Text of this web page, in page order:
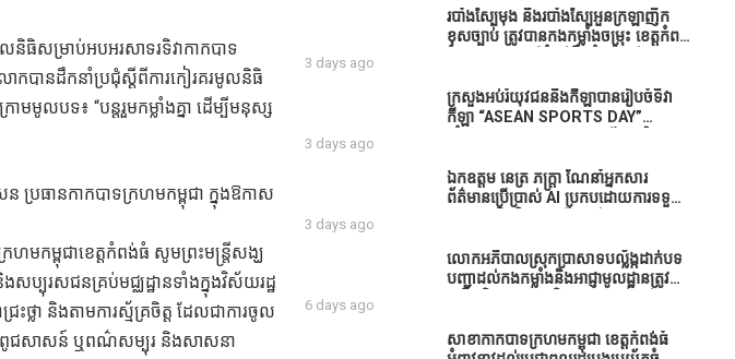
និធិសម្រាប់អបអរសាទរទិវាកាកបាទ
កបានដឹកនាំប្រជុំស្ដីពីការកៀរគរមូលនិធិ
មូលបទ៖ “បន្តរួមកម្លាំងគ្នា ដើម្បីមនុស្ស
ប្រធានកាកបាទក្រហមកម្ពុជា ក្នុងឱកាស
មកម្ពុជាខេត្តកំពង់ធំ សូមព្រះមន្ត្រីសង្ឃ
ប្បុរសជនគ្រប់មជ្ឈដ្ឋានទាំងក្នុងវិស័យរដ្ឋ
លា និងតាមការស្ម័គ្រចិត្ត ដែលជាការចូល
ាយ ពូជសាសន៍ ឬពណ៌សម្បុរ និងសាសនា
ពាក់ព័ន្ធនិងអាជ្ញាធរជាមួយនឹងប្រជាពលរដ្ឋ
រឿងដីអាស្រ័យផល»
របាំង​ស្បៃ​មុង​ និង​របាំង​ស្បៃ​អួន​ក្រឡា​ញឹក​
ខុស​ច្បាប់​ ត្រូវ​បាន​កងកម្លាំង​ចម្រុះ​ ខេត្តកំពង់​
3 days ago
ក្រសួងអប់រំយុវជននិងកីឡាបានរៀបចំទិវា
កីឡា “ASEAN SPORTS DAY”
កំពង់ធំ( Video inside)
3 days ago
ឯកឧត្តម នេត្រ ភក្ត្រា ណែនាំអ្នកសារ
ព័ត៌មានប្រើប្រាស់ AI ប្រកបដោយការទទួល
ព្រោះ AI មិនមែនជាអ្នកទទួលខុសត្រូវនៃ
អត្ថបទព័ត៌មាននោះទេ
3 days ago
លោកអភិបាលស្រុកប្រាសាទបល្ល័ង្កដាក់បទ
បញ្ជាដល់កងកម្លាំងនិងអាជ្ញាមូលដ្ឋានត្រូវ
6 days ago
សាខាកាកបាទក្រហមកម្ពុជា ខេត្តកំពង់ធំ